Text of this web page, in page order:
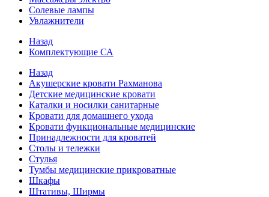
Солевые лампы
Увлажнители
Назад
Комплектующие СА
Назад
Акушерские кровати Рахманова
Детские медицинские кровати
Каталки и носилки санитарные
Кровати для домашнего ухода
Кровати функциональные медицинские
Принадлежности для кроватей
Столы и тележки
Стулья
Тумбы медицинские прикроватные
Шкафы
Штативы, Ширмы